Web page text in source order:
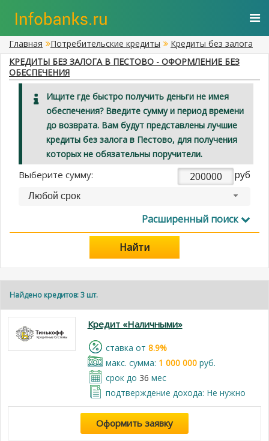
Главная Потребительские кредиты
Кредиты без залога
КРЕДИТЫ БЕЗ ЗАЛОГА В ПЕСТОВО - ОФОРМЛЕНИЕ БЕЗ
ОБЕСПЕЧЕНИЯ
Ищите где быстро получить деньги не имея
обеспечения? Введите сумму и период времени
до возврата. Вам будут представлены лучшие
кредиты без залога в Пестово, для получения
которых не обязательны поручители.
Выберите сумму: руб
Любой срок
Расширенный поиск
Найти
Найдено кредитов: 3 шт.
Кредит «Наличными»
cтавка от 8.9%
макс. сумма: 1 000 000руб.
срок до 36 мес
подтверждение дохода: Не нужно
Оформить заявку